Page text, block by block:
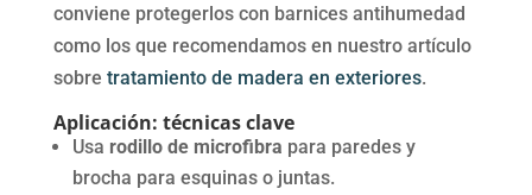
conviene protegerlos con barnices antihumedad
como los que recomendamos en nuestro artículo
sobre tratamiento de madera en exteriores.
Aplicación: técnicas clave
Usa rodillo de microfibra para paredes y
brocha para esquinas o juntas.